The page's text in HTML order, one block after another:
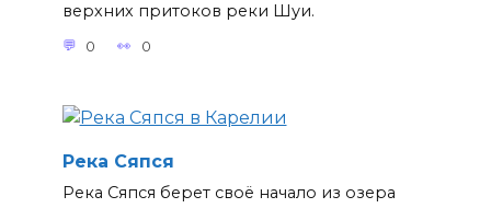
верхних притоков реки Шуи.
0 0
Река Сяпся
Река Сяпся берет своё начало из озера